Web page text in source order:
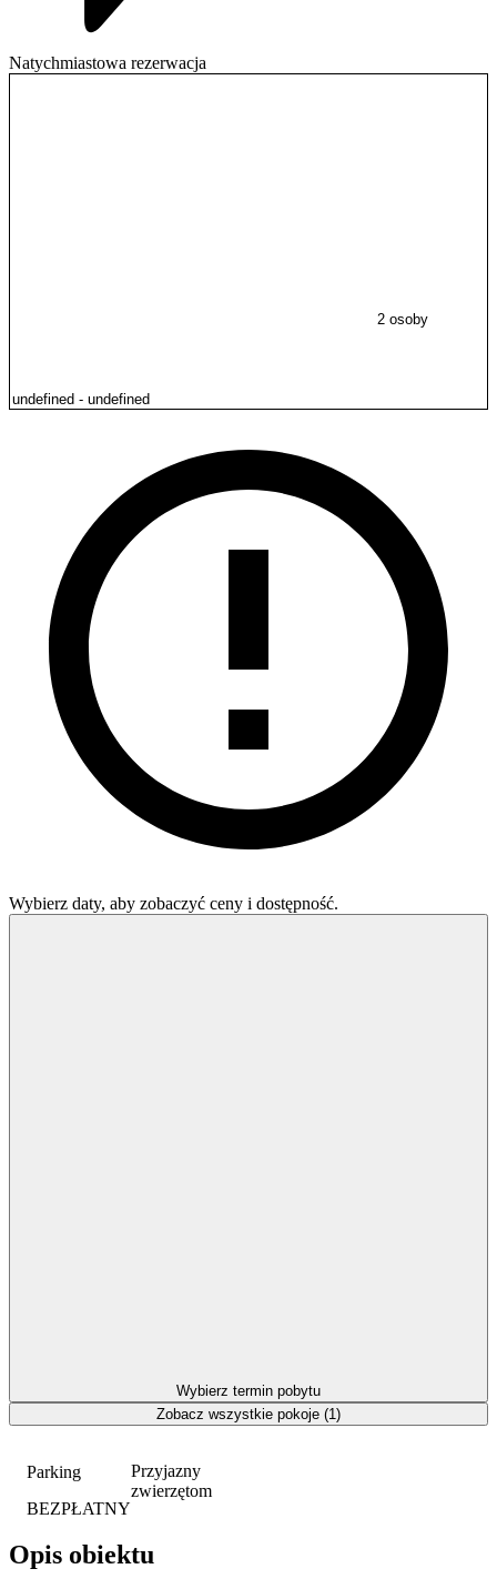
Natychmiastowa rezerwacja
Parking
BEZPŁATNY
Przyjazny
zwierzętom
Opis obiektu
2 osoby
Wybierz daty, aby zobaczyć ceny i dostępność.
Wybierz termin pobytu
Zobacz wszystkie pokoje (1)